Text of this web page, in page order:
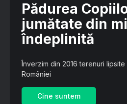
Pădurea
jumătate din
îndeplinită
Înverzim din 2016 terenuri
României
Cine suntem